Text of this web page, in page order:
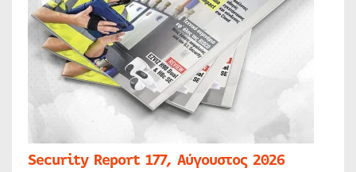
Security Report 177, Αύγουστος 2026